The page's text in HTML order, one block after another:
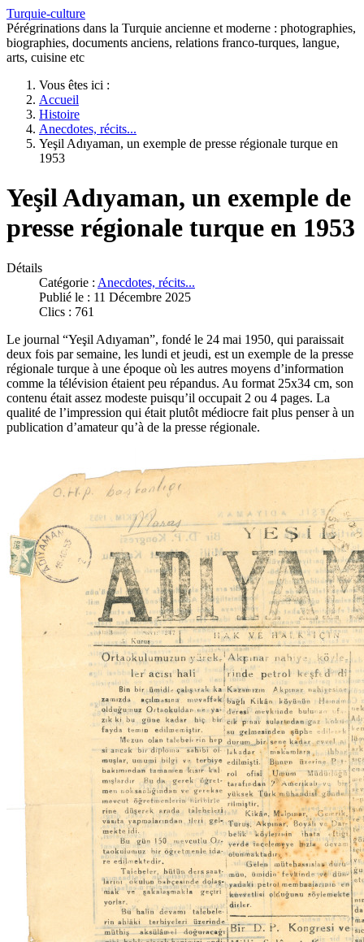
Turquie-culture
Pérégrinations dans la Turquie ancienne et moderne : photographies,
biographies, documents anciens, relations franco-turques, langue,
arts, cuisine etc
Vous êtes ici :
Accueil
Histoire
Anecdotes, récits...
Yeşil Adıyaman, un exemple de presse régionale turque en
1953
Yeşil Adıyaman, un exemple de
presse régionale turque en 1953
Détails
Catégorie : Anecdotes, récits...
Publié le : 11 Décembre 2025
Clics : 761
Le journal “Yeşil Adıyaman”, fondé le 24 mai 1950, qui paraissait
deux fois par semaine, les lundi et jeudi, est un exemple de la presse
régionale turque à une époque où les autres moyens d’information
comme la télévision étaient peu répandus. Au format 25x34 cm, son
contenu était assez modeste puisqu’il occupait 2 ou 4 pages. La
qualité de l’impression qui était plutôt médiocre fait plus penser à un
publication d’amateur qu’à de la presse régionale.